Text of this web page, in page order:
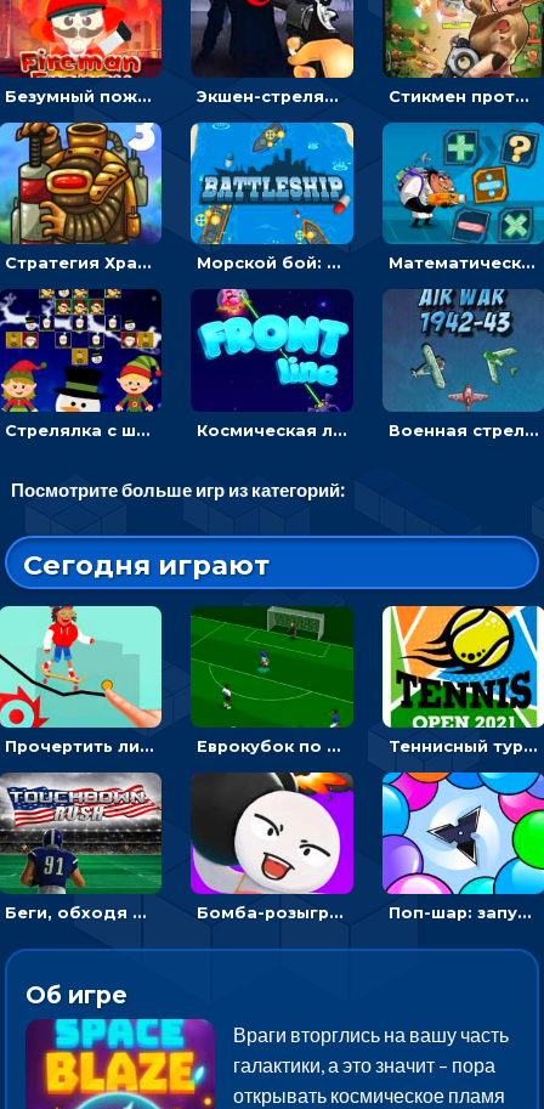
Безумный пожарный: направлять шланг, чтобы тушить горящие бревна Экшен-стрелялка по зомби: целиться и попадать в бегущих монстров Стикмен против Зомби: стрелять в зомби и развивать воина
Стратегия Хранители рощи: расставлять монстров, чтобы охранять камни от врагов Морской бой: расставлять корабли и бить вражеские - для мальчиков Математическая стрелялка: решать равенства, чтобы уничтожать монстров
Стрелялка с шариками по рождественским эльфам Космическая линия фронта: соединять корабли и побеждать инопланетян Военная стрелялка в воздухе: лететь и уничтожать истребители
Посмотрите больше игр из категорий:
Сегодня играют
Прочертить линию, чтобы проехать на скейте, через преграды к финишу - для мальчиков Еврокубок по футболу 2021 в 3D: пасуй мяч и бей по воротам соперника Теннисный турнир: подавать или отбивать шарик ракеткой
Беги, обходя соперников и собирай бонусы - американский футбол Бомба-розыгрыш: передавай и беги – 3D гиперказуалка Поп-шар: запускать колючку, чтобы лопать воздушные шарики
Об игре
Враги вторглись на вашу часть
галактики, а это значит – пора
открывать космическое пламя